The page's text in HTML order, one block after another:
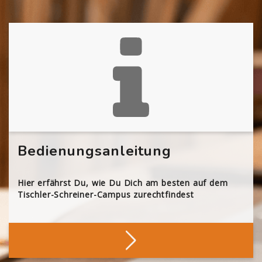
Bedienungsanleitung
Hier erfährst Du, wie Du Dich am besten auf dem
Tischler-Schreiner-Campus zurechtfindest